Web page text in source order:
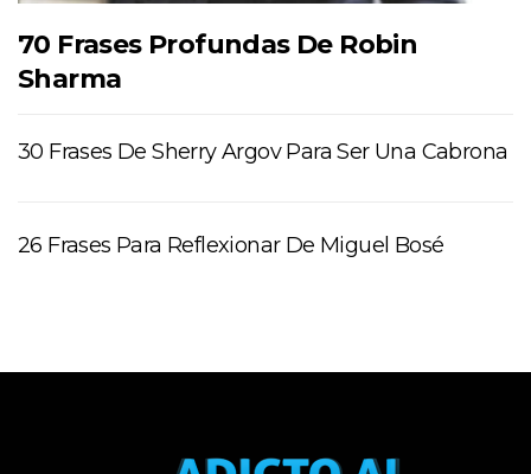
70 Frases Profundas De Robin
Sharma
30 Frases De Sherry Argov Para Ser Una Cabrona
26 Frases Para Reflexionar De Miguel Bosé